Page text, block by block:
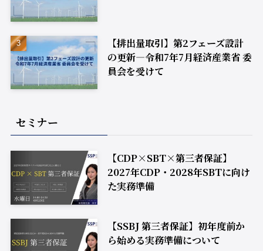
【排出量取引】第2フェーズ設計
の更新―令和7年7月経済産業省 委
員会を受けて
セミナー
【CDP×SBT×第三者保証】
2027年CDP・2028年SBTに向け
た実務準備
【SSBJ 第三者保証】初年度前か
ら始める実務準備について